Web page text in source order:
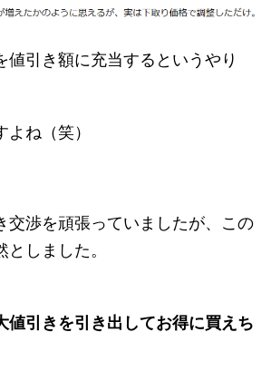
値引き額に充当するというやり
ね（笑）
交渉を頑張っていましたが、この
しました。
値引きを引き出してお得に買えち